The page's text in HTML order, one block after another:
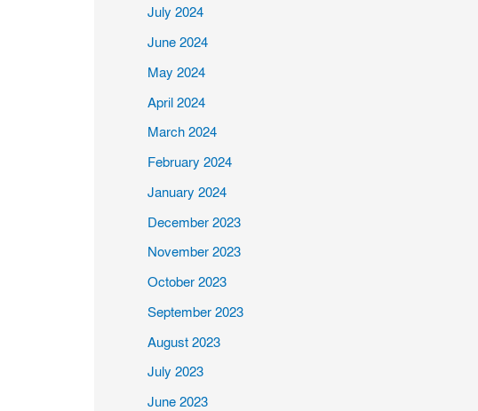
July 2024
June 2024
May 2024
April 2024
March 2024
February 2024
January 2024
December 2023
November 2023
October 2023
September 2023
August 2023
July 2023
June 2023